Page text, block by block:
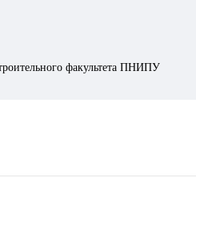
факультета ПНИПУ